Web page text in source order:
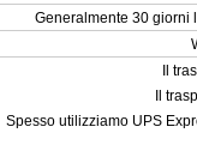
Generalmente 30 giorni
Il
Il
Spesso utilizziamo UPS